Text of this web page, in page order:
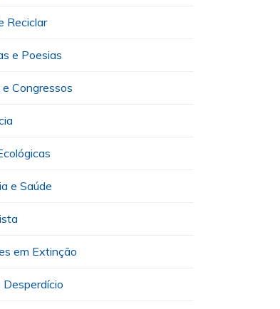
Reciclar
e Poesias
e Congressos
e Saúde
em Extinção
Desperdício